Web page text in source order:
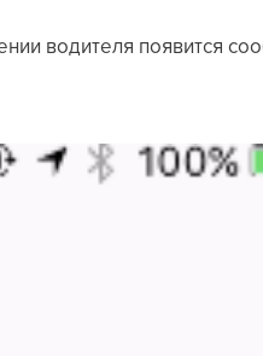
водителя появится